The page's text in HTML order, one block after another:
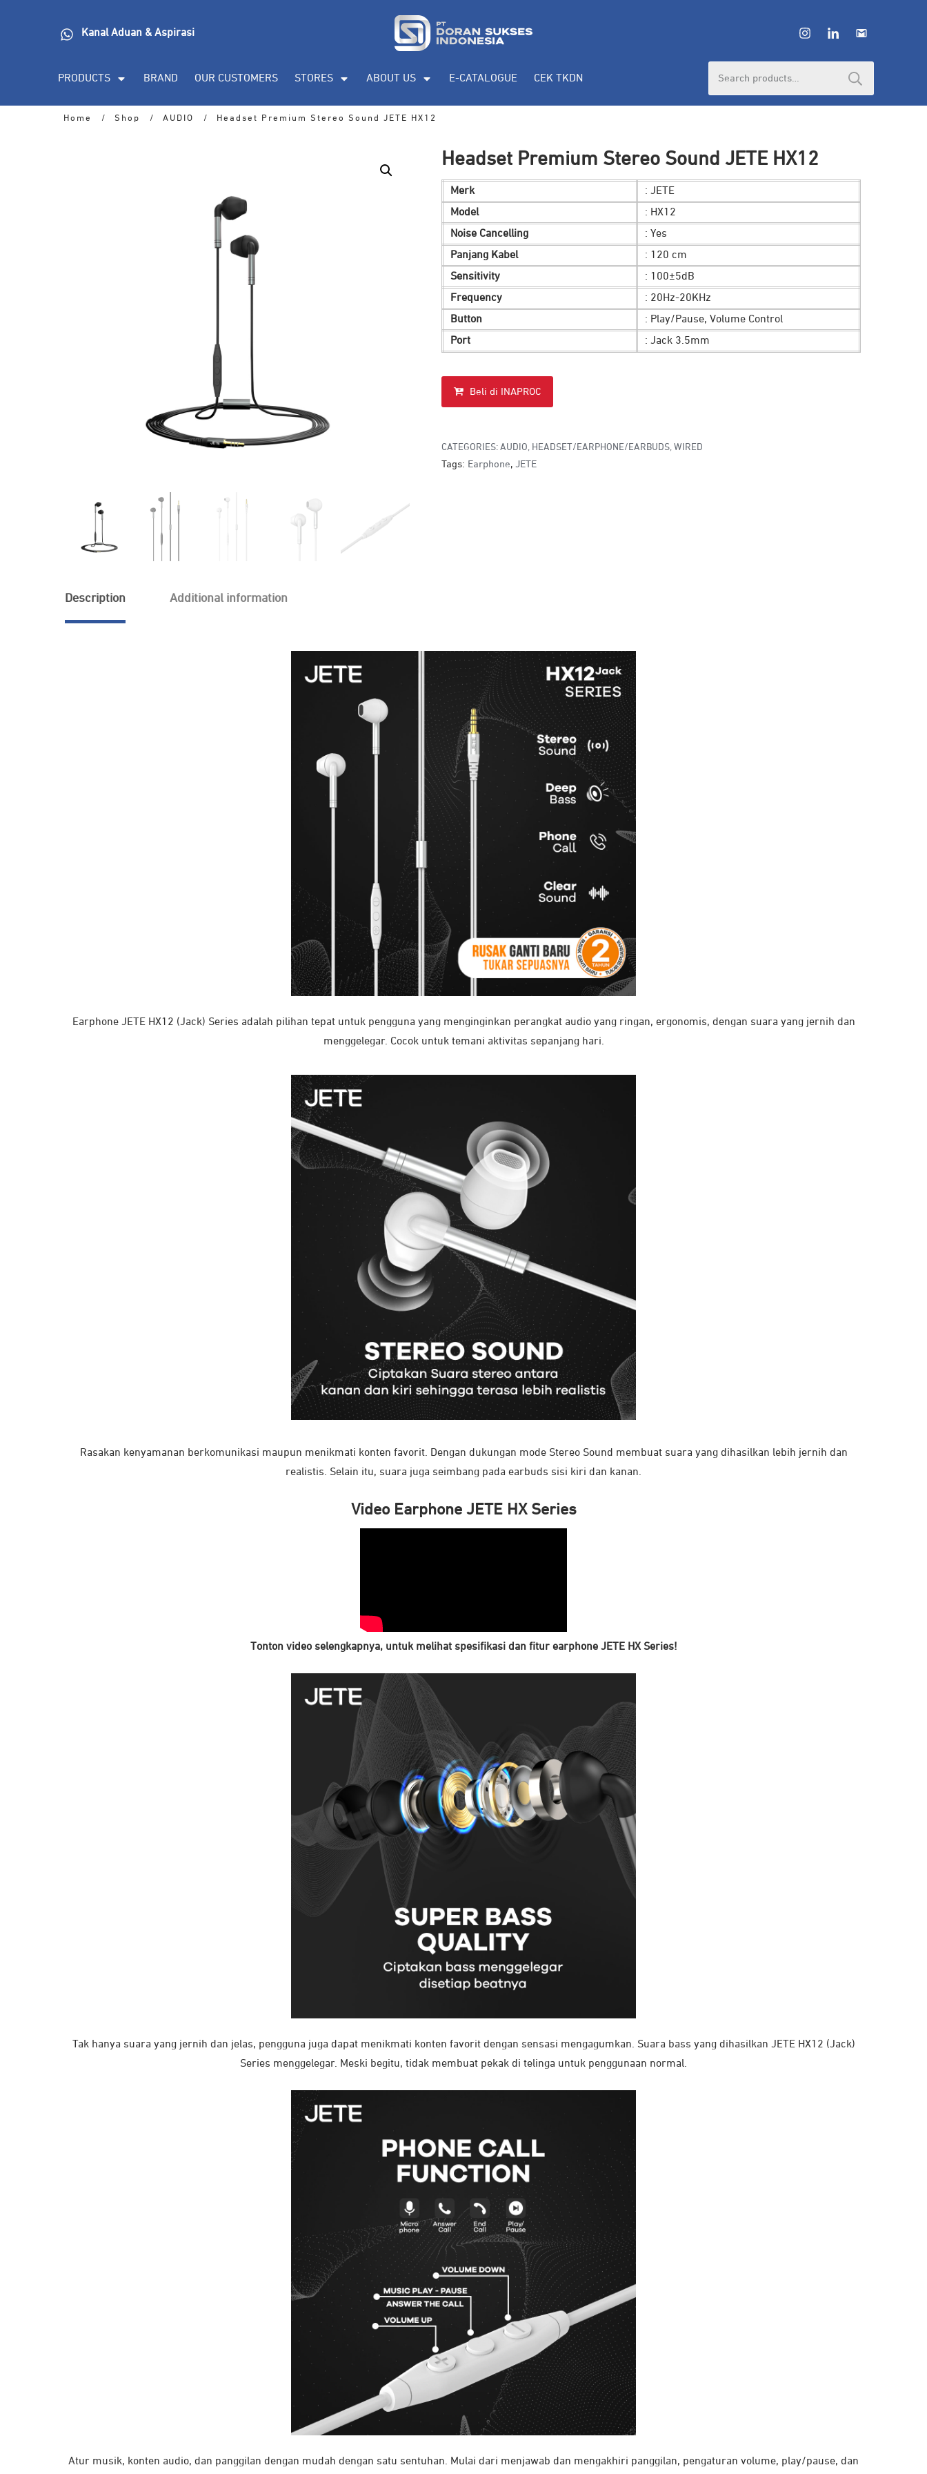
Kanal Aduan & Aspirasi
PRODUCTS BRAND OUR CUSTOMERS STORES ABOUT US E-CATALOGUE CEK TKDN
Home / Shop / AUDIO / Headset Premium Stereo Sound JETE HX12
Headset Premium Stereo Sound JETE HX12
Merk
: JETE
Model
: HX12
Noise Cancelling
: Yes
Panjang Kabel
: 120 cm
Sensitivity
: 100±5dB
Frequency
: 20Hz-20KHz
Button
: Play/Pause, Volume Control
Port
: Jack 3.5mm
Beli di INAPROC
CATEGORIES:AUDIO, HEADSET/EARPHONE/EARBUDS,WIRED
Tags: Earphone,JETE
Description Additional information
Earphone JETE HX12 (Jack) Series adalah pilihan tepat untuk pengguna yang menginginkan perangkat audio yang ringan, ergonomis, dengan suara yang jernih dan
menggelegar. Cocok untuk temani aktivitas sepanjang hari.
Rasakan kenyamanan berkomunikasi maupun menikmati konten favorit. Dengan dukungan mode Stereo Sound membuat suara yang dihasilkan lebih jernih dan
realistis. Selain itu, suara juga seimbang pada earbuds sisi kiri dan kanan.
Video Earphone JETE HX Series
Tonton video selengkapnya, untuk melihat spesifikasi dan fitur earphone JETE HX Series!
Tak hanya suara yang jernih dan jelas, pengguna juga dapat menikmati konten favorit dengan sensasi mengagumkan. Suara bass yang dihasilkan JETE HX12 (Jack)
Series menggelegar. Meski begitu, tidak membuat pekak di telinga untuk penggunaan normal.
Atur musik, konten audio, dan panggilan dengan mudah dengan satu sentuhan. Mulai dari menjawab dan mengakhiri panggilan, pengaturan volume, play/pause, dan